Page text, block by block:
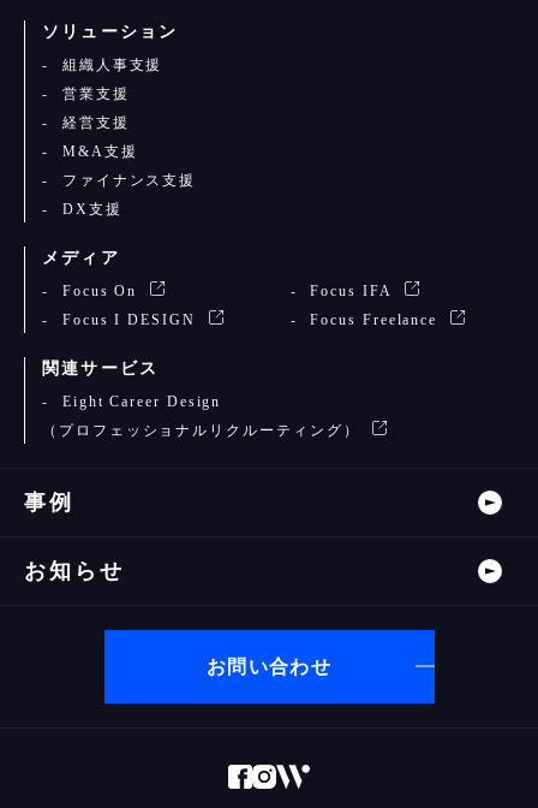
ソリューション
組織人事支援
営業支援
経営支援
M&A支援
ファイナンス支援
DX支援
メディア
Focus On
Focus IFA
Focus I DESIGN
Focus Freelance
関連サービス
Eight Career Design
（プロフェッショナルリクルーティング）
事例
お知らせ
お問い合わせ